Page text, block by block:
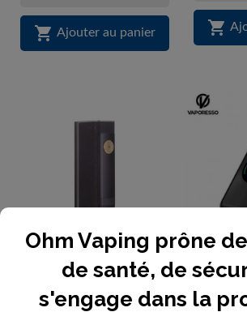
Ohm Vaping prône
de santé, de
s'engage dans la
 Ajouter au panier 
Dotbox 100W | DotMod |
Ohm...
Box Gen